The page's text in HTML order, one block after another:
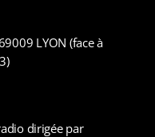
LYON (face à
dirigée par